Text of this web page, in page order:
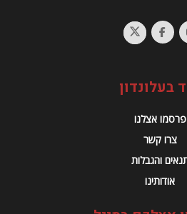
בעלונדון
פרסמו אצלנו
צרו קשר
והגבלות
אודותינו